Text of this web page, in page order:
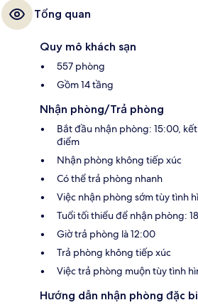
Tổng quan
Quy mô khách sạn
557 phòng
Gồm 14 tầng
Nhận phòng/Trả phòng
Bắt đầu nhận phòng: 15:00,
điểm
Nhận phòng không tiếp xúc
Có thể trả phòng nhanh
Việc nhận phòng sớm tùy tình
Tuổi tối thiểu để nhận phòng: 18
Giờ trả phòng là 12:00
Trả phòng không tiếp xúc
Việc trả phòng muộn tùy tình
Hướng dẫn nhận phòng đặc